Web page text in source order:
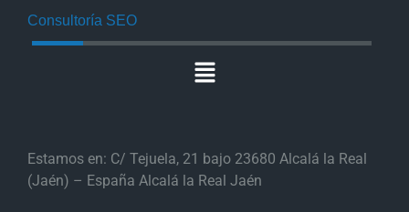
Consultoría SEO
Estamos en: C/ Tejuela, 21 bajo 23680 Alcalá la Real
(Jaén) – España Alcalá la Real Jaén